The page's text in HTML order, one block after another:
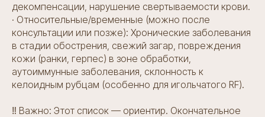
декомпенсации, нарушение свертываемости крови.
· Относительные/временные (можно после
консультации или позже): Хронические заболевания
в стадии обострения, свежий загар, повреждения
кожи (ранки, герпес) в зоне обработки,
аутоиммунные заболевания, склонность к
келоидным рубцам (особенно для игольчатого RF).
‼️ Важно: Этот список — ориентир. Окончательное